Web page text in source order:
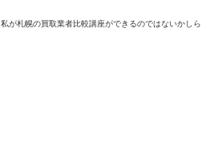
私が札幌の買取業者比較講座ができるのではないかし